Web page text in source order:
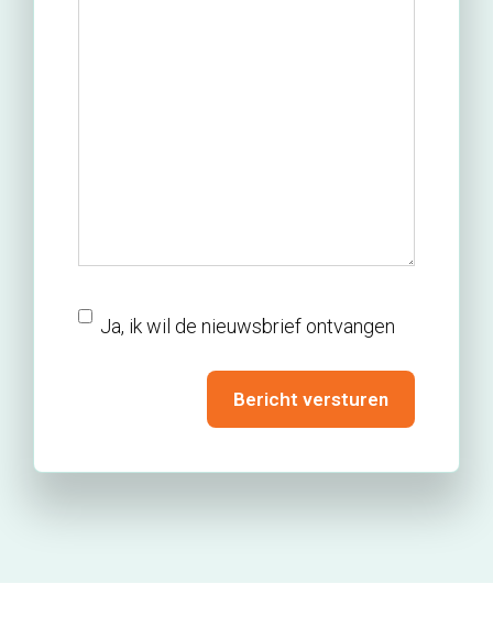
nieuwsbrief
Ja, ik wil de nieuwsbrief ontvangen
Bericht versturen